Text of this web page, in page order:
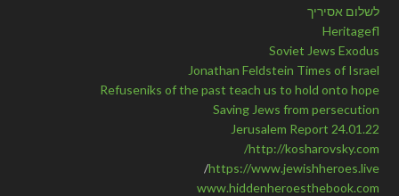
לשלום אסיריך
Heritagefl
Soviet Jews Exodus
Jonathan Feldstein Times of Israel
Refuseniks of the past teach us to hold onto hope
Saving Jews from persecution
Jerusalem Report 24.01.22
http://kosharovsky.com/
https://www.jewishheroes.live
/
www.hiddenheroesthebook.com